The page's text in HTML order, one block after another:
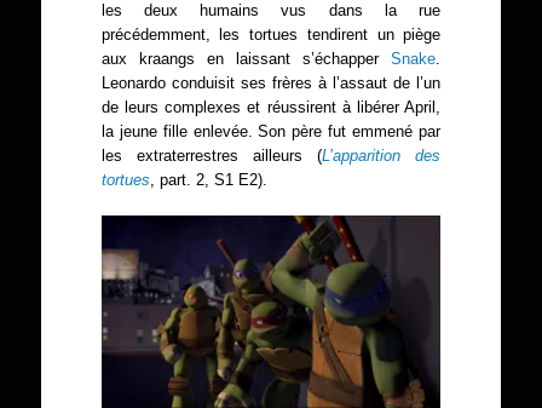
les deux humains vus dans la rue
précédemment, les tortues tendirent un piège
aux kraangs en laissant s’échapperSnake
Leonardo conduisit ses frères à l’assaut de l’un
de leurs complexes et réussirent à libérer April,
la jeune fille enlevée. Son père fut emmené par
les extraterrestres ailleurs (L’apparition des
tortues , part. 2, S1 E2).